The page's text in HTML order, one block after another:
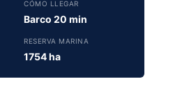
CÓMO LLEGAR
Barco 20 min
RESERVA MARINA
1754 ha